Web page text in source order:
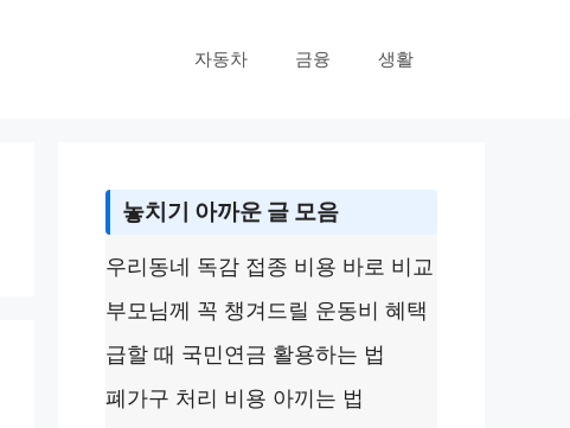
자동차 금융 생활
놓치기 아까운 글 모음
우리동네 독감 접종 비용 바로 비교
부모님께 꼭 챙겨드릴 운동비 혜택
급할 때 국민연금 활용하는 법
폐가구 처리 비용 아끼는 법